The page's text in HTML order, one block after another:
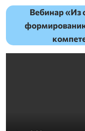
Вебинар «Из